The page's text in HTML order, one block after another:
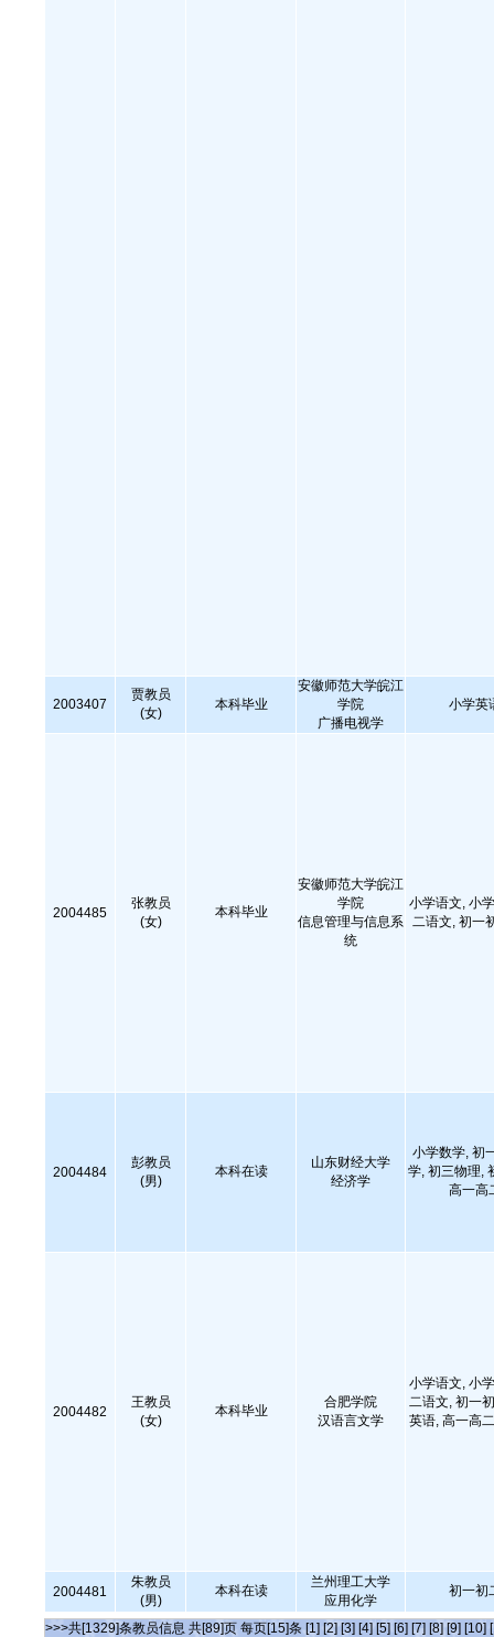
2003407
贾教员
(女)
本科毕业
安徽师范大学皖江
学院
广播电视学
小学英
2004485
张教员
(女)
本科毕业
安徽师范大学皖江
学院
信息管理与信息系
统
小学语文, 小
二语文, 初一
2004484
彭教员
(男)
本科在读
山东财经大学
经济学
小学数学, 初
学, 初三物理,
高一高
2004482
王教员
(女)
本科毕业
合肥学院
汉语言文学
小学语文, 小
二语文, 初一
英语, 高一高
2004481
朱教员
(男)
本科在读
兰州理工大学
应用化学
初一初
>>>共[1329]条教员信息 共[89]页 每页[15]条 [1] [2] [3] [4] [5] [6] [7] [8] [9] [10]